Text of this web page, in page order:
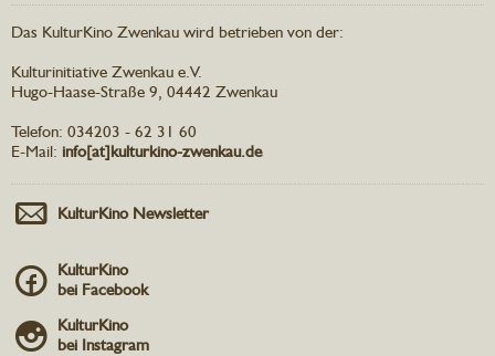
Das KulturKino Zwenkau wird betrieben von der:
Kulturinitiative Zwenkau e.V.
Hugo-Haase-Straße 9, 04442 Zwenkau
Telefon: 034203 - 62 31 60
E-Mail: info[at]kulturkino-zwenkau.de
KulturKino Newsletter
KulturKino
bei Facebook
KulturKino
bei Instagram